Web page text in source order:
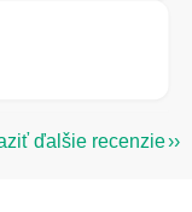
ďalšie recenzie